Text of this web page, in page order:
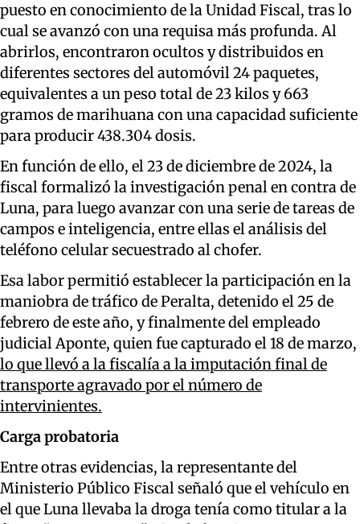
puesto en conocimiento de la Unidad Fiscal, tras lo
cual se avanzó con una requisa más profunda. Al
abrirlos, encontraron ocultos y distribuidos en
diferentes sectores del automóvil 24 paquetes,
equivalentes a un peso total de 23 kilos y 663
gramos de marihuana con una capacidad suficiente
para producir 438.304 dosis.
En función de ello, el 23 de diciembre de 2024, la
fiscal formalizó la investigación penal en contra de
Luna, para luego avanzar con una serie de tareas de
campos e inteligencia, entre ellas el análisis del
teléfono celular secuestrado al chofer.
Esa labor permitió establecer la participación en la
maniobra de tráfico de Peralta, detenido el 25 de
febrero de este año, y finalmente del empleado
judicial Aponte, quien fue capturado el 18 de marzo,
lo que llevó a la fiscalía a la imputación final de
transporte agravado por el número de
intervinientes.
Carga probatoria
Entre otras evidencias, la representante del
Ministerio Público Fiscal señaló que el vehículo en
el que Luna llevaba la droga tenía como titular a la